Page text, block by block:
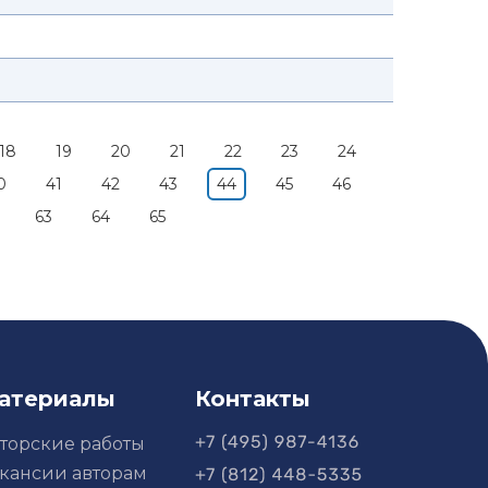
18 19 20 21 22 23
24
41 42 43 44 45
46
63 64 65
работы
авторам
Контакты